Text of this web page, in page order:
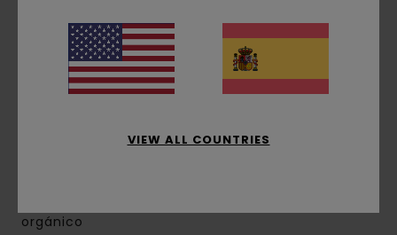
corte:corte normal
Cuello:Cuello redondo
Mangas:manga corta
Marca:estampado de base agua en la parte
Etiqueta rectangular de la marca en la
orgánico
VIEW ALL COUNTRIES